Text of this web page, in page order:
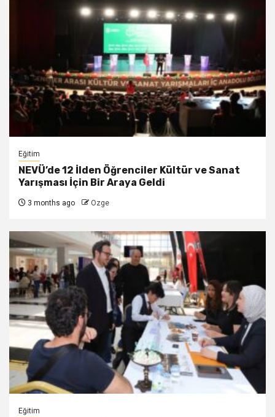
Eğitim
NEVÜ’de 12 İlden Öğrenciler Kültür ve Sanat
Yarışması İçin Bir Araya Geldi
3 months ago Ozge
Eğitim